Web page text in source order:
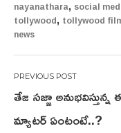
nayanathara, social
tollywood, tollywood
news
Post
navigation
తేజ సజ్జా
మ్యాటర్ ఏంటంటే..?